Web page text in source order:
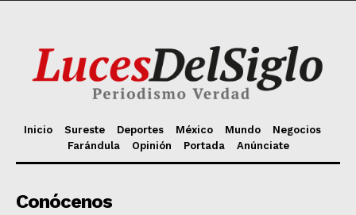
Inicio Sureste Deportes México Mundo
Negocios
Farándula
Opinión Portada Anúnciate
Conócenos